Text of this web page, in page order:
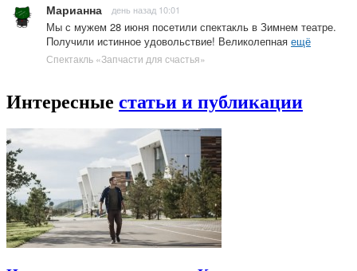
Марианна день назад 10:01
Мы с мужем 28 июня посетили спектакль в Зимнем театре.
Получили истинное удовольствие! Великолепная ещё
Спектакль «Запчасти для счастья»
Интересные статьи и публикации